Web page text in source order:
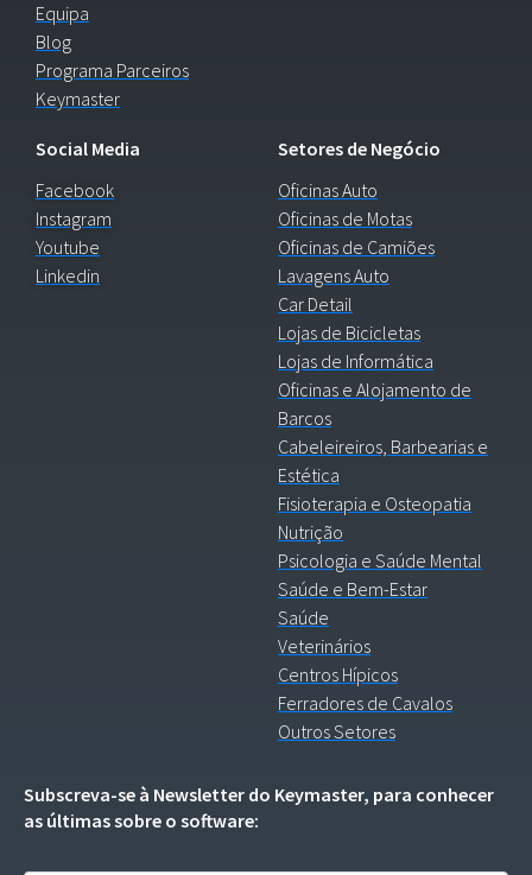
Equipa
Blog
Programa Parceiros
Keymaster
Social Media
Facebook
Instagram
Youtube
Linkedin
Setores de Negócio
Oficinas Auto
Oficinas de Motas
Oficinas de Camiões
Lavagens Auto
Car Detail
Lojas de Bicicletas
Lojas de Informática
Oficinas e Alojamento de
Barcos
Cabeleireiros, Barbearias e
Estética
Fisioterapia e Osteopatia
Nutrição
Psicologia e Saúde Mental
Saúde e Bem-Estar
Saúde
Veterinários
Centros Hípicos
Ferradores de Cavalos
Outros Setores
Subscreva-se à Newsletter do Keymaster, para conhecer
as últimas sobre o software: